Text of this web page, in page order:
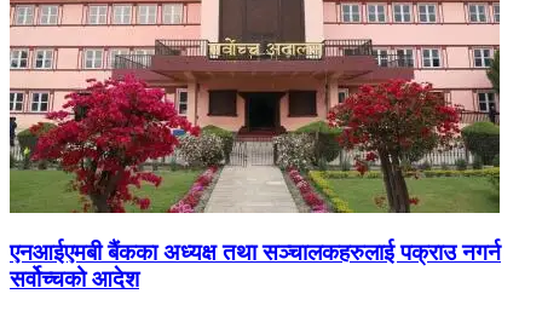
एनआईएमबी बैंकका अध्यक्ष तथा सञ्चालकहरुलाई पक्राउ नगर्न
सर्वोच्चको आदेश